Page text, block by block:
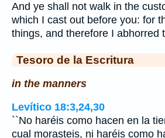
And ye shall not walk in the
which I cast out before you: for
things, and therefore I abhorred
Tesoro de la Escritura
in the manners
Levítico 18:3,24,30
``No haréis como hacen en la
cual morasteis, ni haréis como